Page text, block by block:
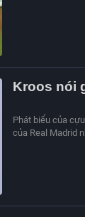
Kroos nói
Phát biểu của
của Real Madrid